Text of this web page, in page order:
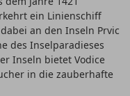
ein Linienschiff
an den Inseln Prvic
des Inselparadieses
Inseln bietet Vodice
in die zauberhafte